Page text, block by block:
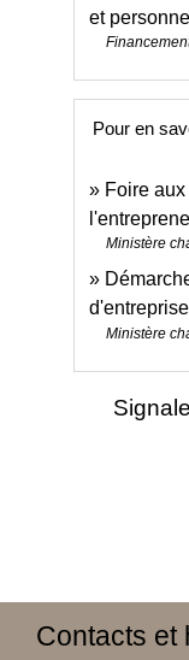
et
Pour en
Foire
Ministère
Ministère
Contacts et